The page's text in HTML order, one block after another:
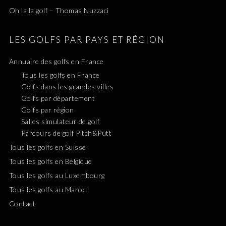
Oh la la golf – Thomas Nuzzaci
LES GOLFS PAR PAYS ET RÉGION
Annuaire des golfs en France
Tous les golfs en France
Golfs dans les grandes villes
Golfs par département
Golfs par région
Salles simulateur de golf
Parcours de golf Pitch&Putt
Tous les golfs en Suisse
Tous les golfs en Belgique
Tous les golfs au Luxembourg
Tous les golfs au Maroc
Contact